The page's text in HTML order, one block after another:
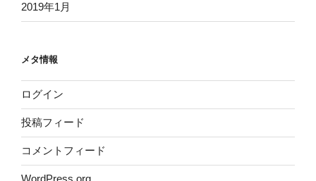
2019年1月
メタ情報
ログイン
投稿フィード
コメントフィード